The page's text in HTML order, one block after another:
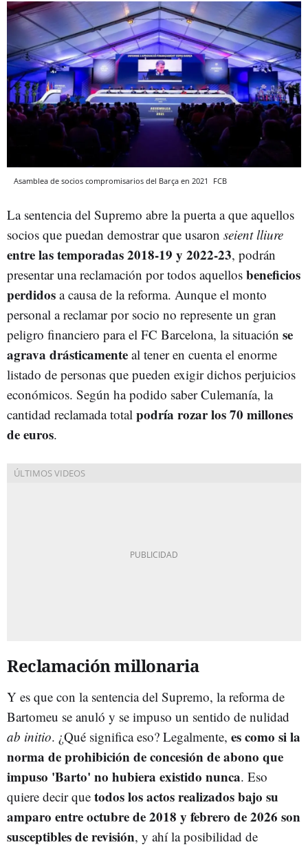
Asamblea de socios compromisarios del Barça en 2021 FCB
La sentencia del Supremo abre la puerta a que aquellos
socios que puedan demostrar que usaron seient lliure
entre las temporadas 2018-19 y 2022-23, podrán
presentar una reclamación por todos aquellos beneficios
perdidos a causa de la reforma. Aunque el monto
personal a reclamar por socio no represente un gran
peligro financiero para el FC Barcelona, la situación se
agrava drásticamente al tener en cuenta el enorme
listado de personas que pueden exigir dichos perjuicios
económicos. Según ha podido saber Culemanía, la
cantidad reclamada total podría rozar los 70 millones
de euros.
Reclamación millonaria
Y es que con la sentencia del Supremo, la reforma de
Bartomeu se anuló y se impuso un sentido de nulidad
ab initio. ¿Qué significa eso? Legalmente, es como si la
norma de prohibición de concesión de abono que
impuso 'Barto' no hubiera existido nunca. Eso
quiere decir que todos los actos realizados bajo su
amparo entre octubre de 2018 y febrero de 2026 son
susceptibles de revisión, y ahí la posibilidad de